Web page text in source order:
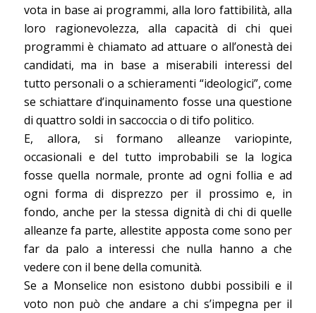
vota in base ai programmi, alla loro fattibilità, alla
loro ragionevolezza, alla capacità di chi quei
programmi è chiamato ad attuare o all’onestà dei
candidati, ma in base a miserabili interessi del
tutto personali o a schieramenti “ideologici”, come
se schiattare d’inquinamento fosse una questione
di quattro soldi in saccoccia o di tifo politico.
E, allora, si formano alleanze variopinte,
occasionali e del tutto improbabili se la logica
fosse quella normale, pronte ad ogni follia e ad
ogni forma di disprezzo per il prossimo e, in
fondo, anche per la stessa dignità di chi di quelle
alleanze fa parte, allestite apposta come sono per
far da palo a interessi che nulla hanno a che
vedere con il bene della comunità.
Se a Monselice non esistono dubbi possibili e il
voto non può che andare a chi s’impegna per il